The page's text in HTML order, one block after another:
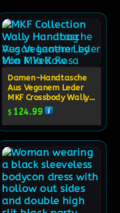
Damen-Handtasche
Aus Veganem Leder
MKF Crossbody Wally
Bag Casual
$ 124.99